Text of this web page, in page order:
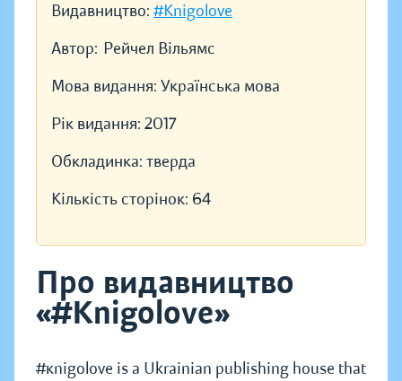
Видавництво: #Knigolove
Автор: Рейчел Вільямс
Мова видання: Українська мова
Рік видання: 2017
Обкладинка: тверда
Кількість сторінок: 64
Про видавництво
«#Knigolove»
#кnigolove is a Ukrainian publishing house that